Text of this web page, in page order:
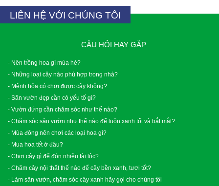
LIÊN HỆ VỚI CHÚNG TÔI
CÂU HỎI HAY GẶP
- Nên trồng hoa gì mùa hè?
- Những loại cây nào phù hợp trong nhà?
- Mệnh hỏa có chơi được cây không?
- Sân vườn đẹp cần có yếu tố gì?
- Vườn đứng cần chăm sóc như thế nào?
- Chăm sóc sân vườn như thế nào để luôn xanh tốt và bắt mắt?
- Mùa đông nên chơi các loại hoa gì?
- Mua hoa tết ở đâu?
- Chơi cây gì để đón nhiều tài lộc?
- Chăm cây nội thất thế nào để cây bền xanh, tươi tốt?
- Làm sân vườn, chăm sóc cây xanh hãy gọi cho chúng tôi